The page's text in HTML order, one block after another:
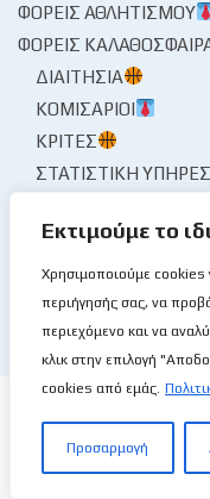
Εκτιμούμε το
Χρησιμοποιούμε cookies
περιήγησής σας, να
περιεχόμενο και να
κλικ στην επιλογή
cookies από εμάς.
Προσαρμογή
ΦΟΡΕΊΣ ΑΘΛΗΤΙΣΜΟΎ
ΦΟΡΕΊΣ
ΔΙΑΙΤΗΣΊΑ
ΚΟΜΙΣΆΡΙΟΙ
ΚΡΙΤΈΣ
ΣΤΑΤΙΣΤΙΚΉ
ΨΊΘΥΡΟΙ
ΩΡΑΊΑ ΜΟΥ ΚΥΡΊΑ